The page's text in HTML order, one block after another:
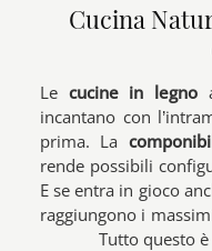
Cucina
Le cucine in legno
incantano con
prima. La
rende possibili
E se entra in gioco
raggiungono i
Tutto questo